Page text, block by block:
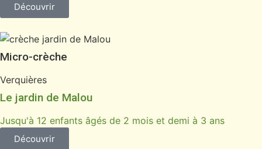
Découvrir
Micro-crèche
Verquières
Le jardin de Malou
Jusqu'à 12 enfants âgés de 2 mois et demi à 3 ans
Découvrir